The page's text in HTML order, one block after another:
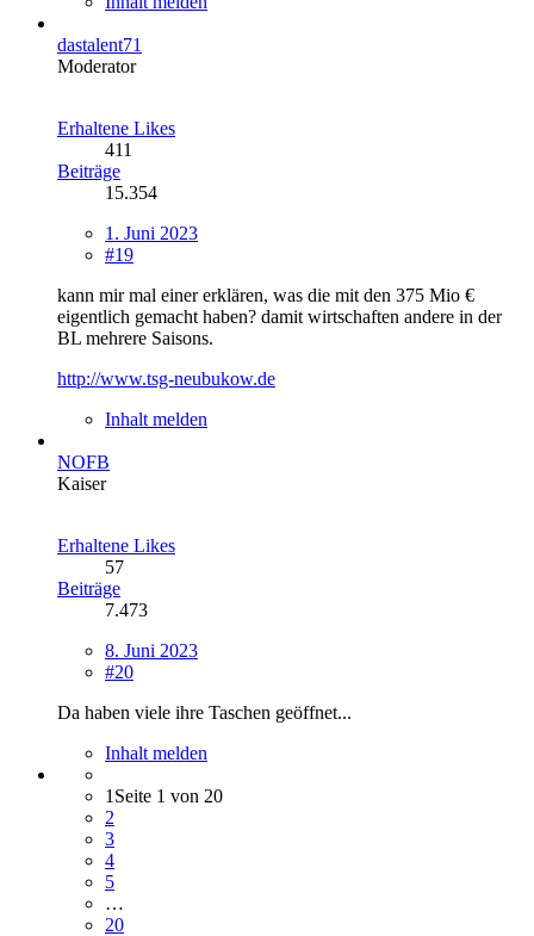
dastalent71
Moderator
Erhaltene Likes
411
Beiträge
15.354
1. Juni 2023
#19
kann mir mal einer erklären, was die mit den 375 Mio €
eigentlich gemacht haben? damit wirtschaften andere in der
BL mehrere Saisons.
http://www.tsg-neubukow.de
Inhalt melden
NOFB
Kaiser
Erhaltene Likes
57
Beiträge
7.473
8. Juni 2023
#20
Da haben viele ihre Taschen geöffnet...
Inhalt melden
1 Seite 1 von 20
2
3
4
5
…
20